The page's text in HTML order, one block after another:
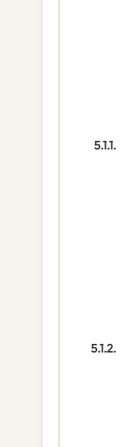
5.1.1.
5.1.2.